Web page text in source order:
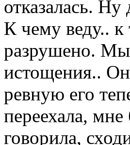
отказалась.
К чему веду.. к
разрушено. Мы
истощения..
ревную его
переехала,
говорила,